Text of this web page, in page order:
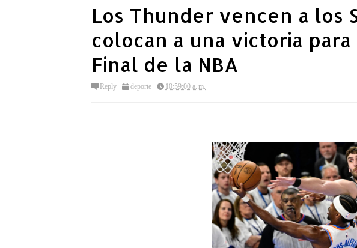
Los Thunder vencen a los
colocan a una victoria
Final de la NBA
Reply deporte 10:59:00 a. m.